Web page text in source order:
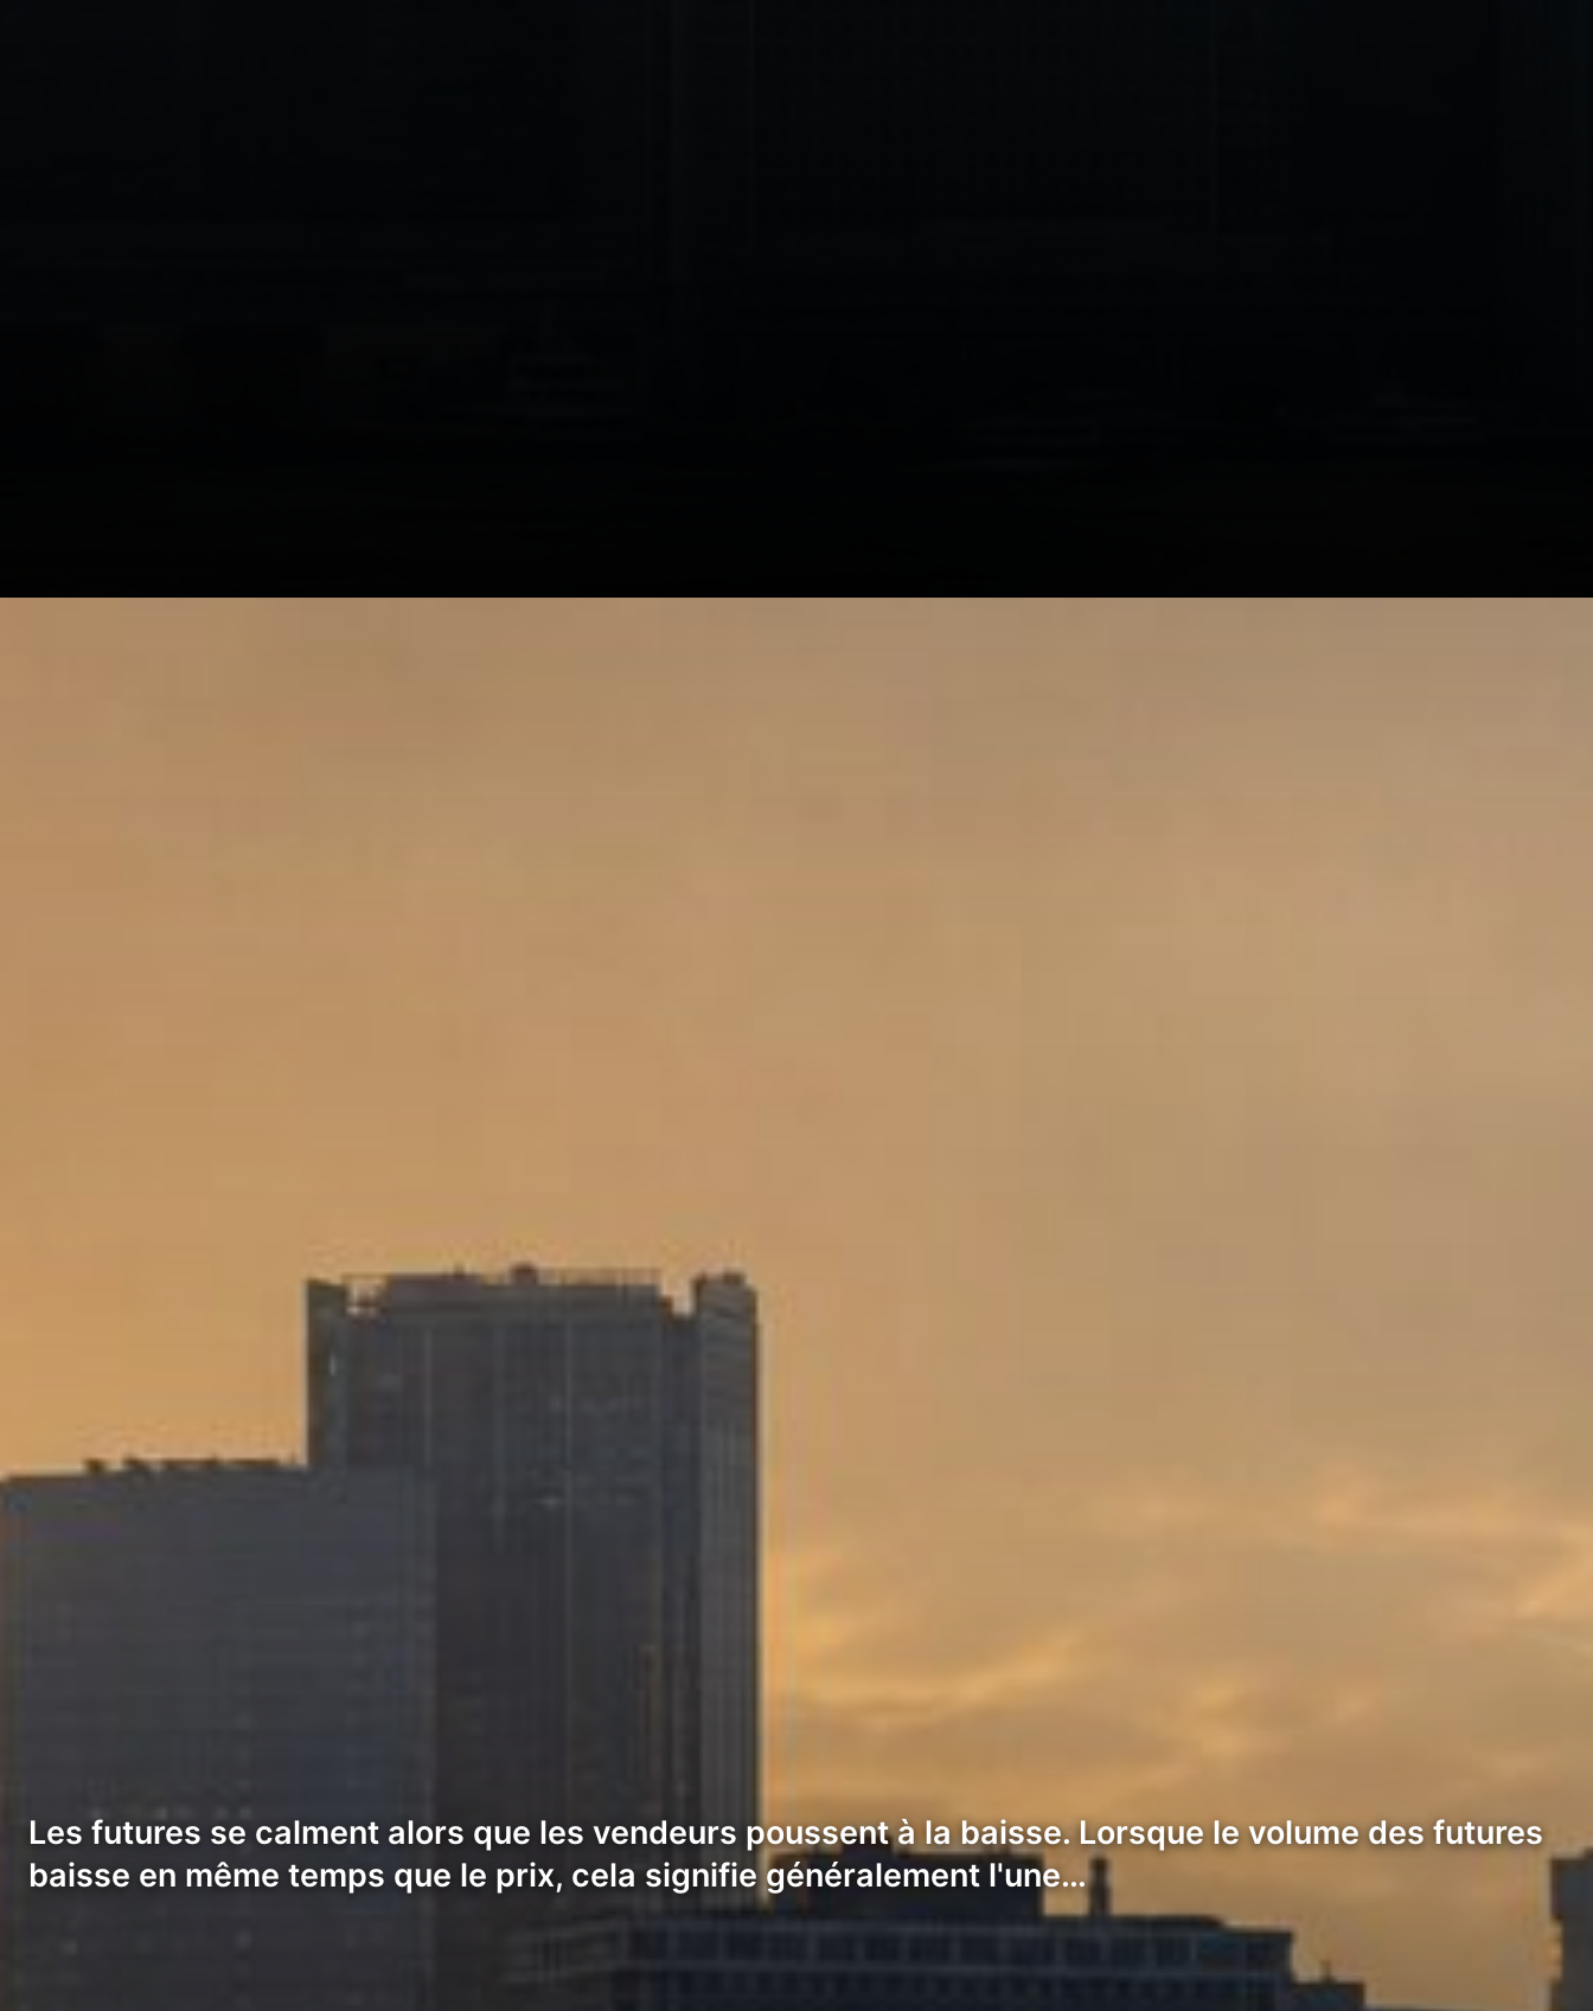
Les futures se calment alors que les vendeurs poussent à la baisse. Lorsque le volume des futures
baisse en même temps que le prix, cela signifie généralement l'une…